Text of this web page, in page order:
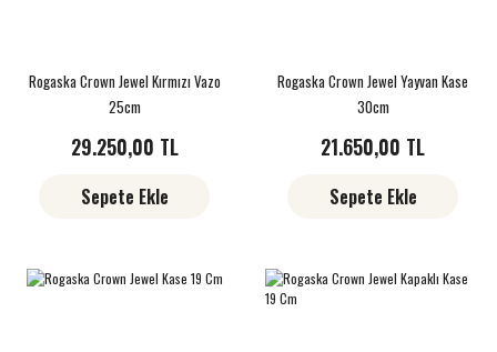
Rogaska Crown Jewel Kırmızı Vazo
25cm
29.250,00 TL
Sepete Ekle
Rogaska Crown Jewel Yayvan Kase
30cm
21.650,00 TL
Sepete Ekle